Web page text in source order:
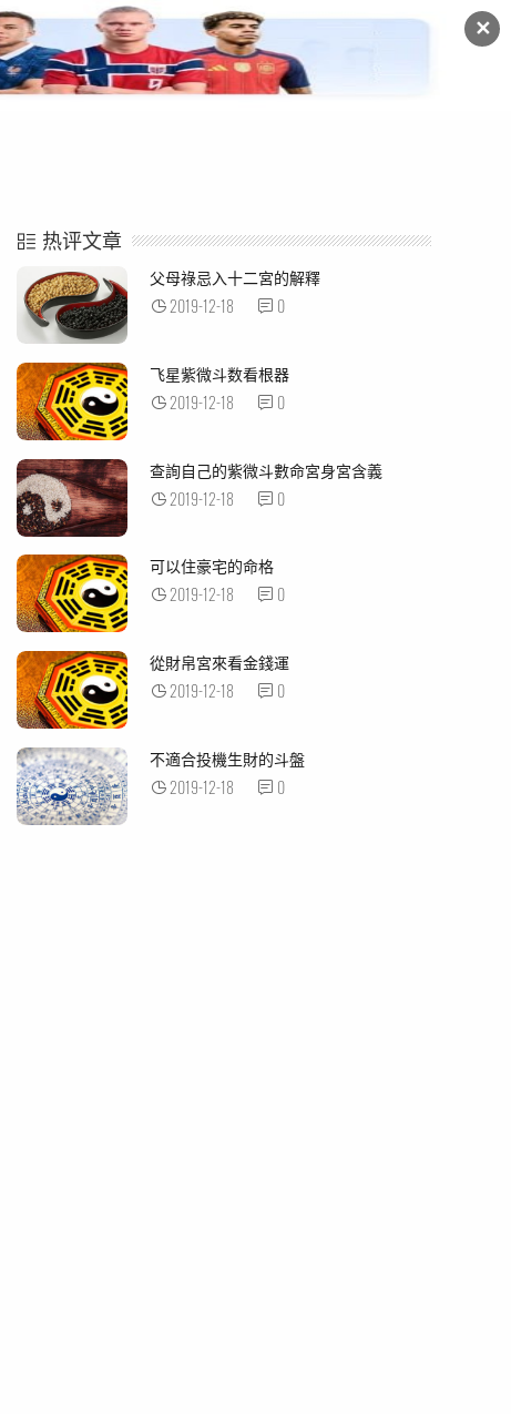
✕
命例解析 紫微杂谈
热评文章
父母祿忌入十二宮的解釋
2019-12-18 0
飞星紫微斗数看根器
2019-12-18 0
查詢自己的紫微斗數命宮身宮含義
2019-12-18 0
可以住豪宅的命格
2019-12-18 0
從財帛宮來看金錢運
2019-12-18 0
不適合投機生財的斗盤
2019-12-18 0